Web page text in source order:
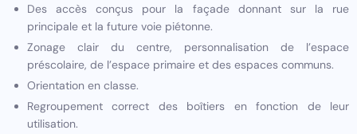
Des accès conçus pour la façade donnant sur la rue
principale et la future voie piétonne.
Zonage clair du centre, personnalisation de l’espace
préscolaire, de l’espace primaire et des espaces communs.
Orientation en classe.
Regroupement correct des boîtiers en fonction de leur
utilisation.